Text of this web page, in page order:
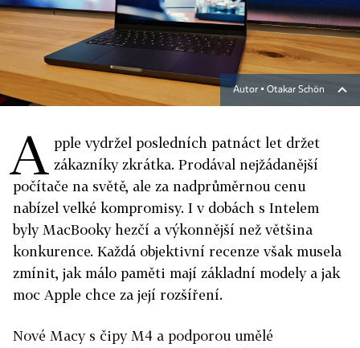
Autor ▪ Otakar Schön
A pple vydržel posledních patnáct let držet
zákazníky zkrátka. Prodával nejžádanější
počítače na světě, ale za nadprůměrnou cenu
nabízel velké kompromisy. I v dobách s Intelem
byly MacBooky hezčí a výkonnější než většina
konkurence. Každá objektivní recenze však musela
zmínit, jak málo paměti mají základní modely a jak
moc Apple chce za její rozšíření.
Nové Macy s čipy M4 a podporou umělé